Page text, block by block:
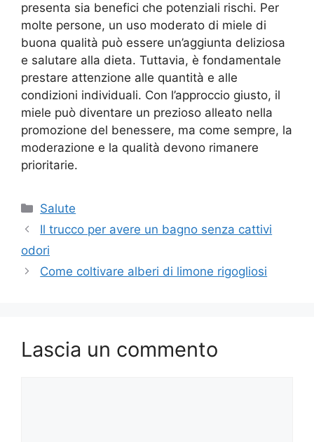
presenta sia benefici che potenziali rischi. Per
molte persone, un uso moderato di miele di
buona qualità può essere un’aggiunta deliziosa
e salutare alla dieta. Tuttavia, è fondamentale
prestare attenzione alle quantità e alle
condizioni individuali. Con l’approccio giusto, il
miele può diventare un prezioso alleato nella
promozione del benessere, ma come sempre, la
moderazione e la qualità devono rimanere
prioritarie.
Categorie
Salute
Il trucco per avere un bagno senza cattivi
odori
Come coltivare alberi di limone rigogliosi
Lascia un commento